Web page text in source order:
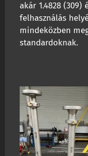
akár 1.4828 (309)
felhasználás
mindeközben
standardoknak.